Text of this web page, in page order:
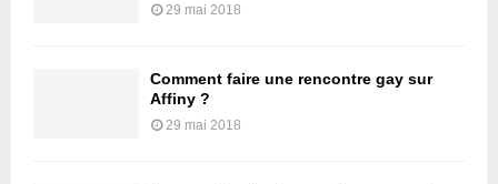
29 mai 2018
Comment faire une rencontre gay sur
Affiny ?
29 mai 2018